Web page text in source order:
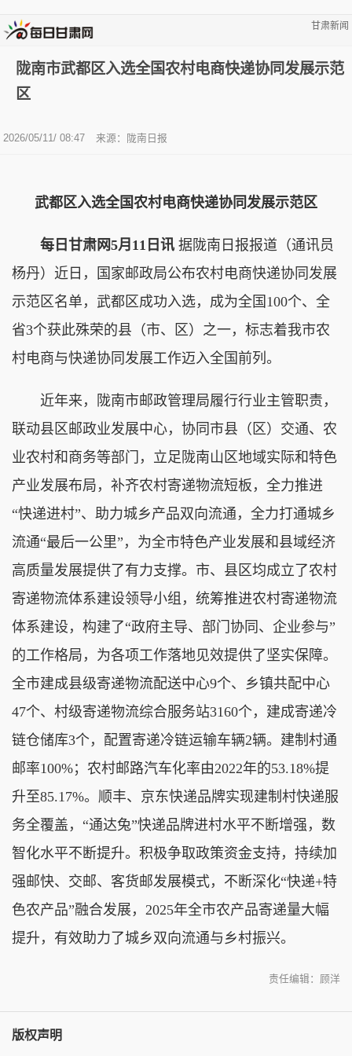
甘肃新闻
陇南市武都区入选全国农村电商快递协同发展示范
区
2026/05/11/ 08:47 来源：陇南日报
武都区入选全国农村电商快递协同发展示范区
每日甘肃网5月11日讯 据陇南日报报道（通讯员
杨丹）近日，国家邮政局公布农村电商快递协同发展
示范区名单，武都区成功入选，成为全国100个、全
省3个获此殊荣的县（市、区）之一，标志着我市农
村电商与快递协同发展工作迈入全国前列。
近年来，陇南市邮政管理局履行行业主管职责，
联动县区邮政业发展中心，协同市县（区）交通、农
业农村和商务等部门，立足陇南山区地域实际和特色
产业发展布局，补齐农村寄递物流短板，全力推进
“快递进村”、助力城乡产品双向流通，全力打通城乡
流通“最后一公里”，为全市特色产业发展和县域经济
高质量发展提供了有力支撑。市、县区均成立了农村
寄递物流体系建设领导小组，统筹推进农村寄递物流
体系建设，构建了“政府主导、部门协同、企业参与”
的工作格局，为各项工作落地见效提供了坚实保障。
全市建成县级寄递物流配送中心9个、乡镇共配中心
47个、村级寄递物流综合服务站3160个，建成寄递冷
链仓储库3个，配置寄递冷链运输车辆2辆。建制村通
邮率100%；农村邮路汽车化率由2022年的53.18%提
升至85.17%。顺丰、京东快递品牌实现建制村快递服
务全覆盖，“通达兔”快递品牌进村水平不断增强，数
智化水平不断提升。积极争取政策资金支持，持续加
强邮快、交邮、客货邮发展模式，不断深化“快递+特
色农产品”融合发展，2025年全市农产品寄递量大幅
提升，有效助力了城乡双向流通与乡村振兴。
责任编辑：顾洋
版权声明